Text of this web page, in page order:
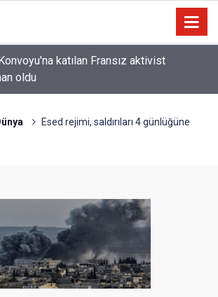
bıyığı olsa amcamdan evrim geçirdiğini
miydik?
Esed rejimi, saldırıları 4 günlüğüne